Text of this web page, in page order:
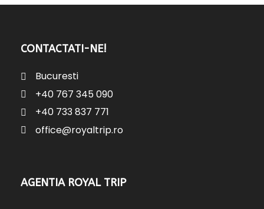
CONTACTATI-NE!
Bucuresti
+40 767 345 090
+40 733 837 771
office@royaltrip.ro
AGENTIA ROYAL TRIP